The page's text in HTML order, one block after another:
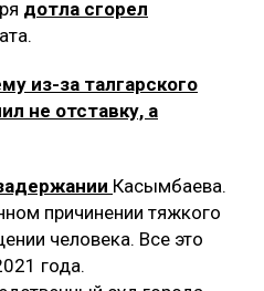
дотла сгорел
из-за талгарского
не отставку, а
Касымбаева.
причинении тяжкого
человека. Все это
года.